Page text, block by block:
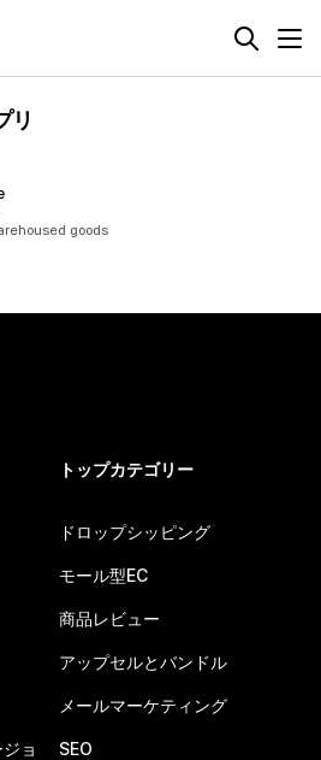
リ
goods
ョ
トップカテゴリー
ドロップシッピング
モール型EC
商品レビュー
アップセルとバンドル
メールマーケティング
SEO